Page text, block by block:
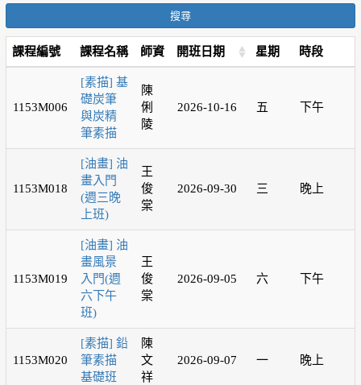
搜尋
課程編號 課程名稱 師資 開班日期 星期 時段
1153M006
[素描] 基
礎炭筆
與炭精
筆素描
陳
俐
陵
2026-10-16 五 下午
1153M018
[油畫] 油
畫入門
(週三晚
上班)
王
俊
棠
2026-09-30 三 晚上
1153M019
[油畫] 油
畫風景
入門(週
六下午
班)
王
俊
棠
2026-09-05 六 下午
1153M020
[素描] 鉛
筆素描
基礎班
陳
文
祥
2026-09-07 一 晚上